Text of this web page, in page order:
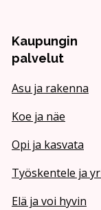
Kaupungin
palvelut
Asu ja rakenna
Koe ja näe
Opi ja kasvata
Työskentele ja
Elä ja voi hyvin